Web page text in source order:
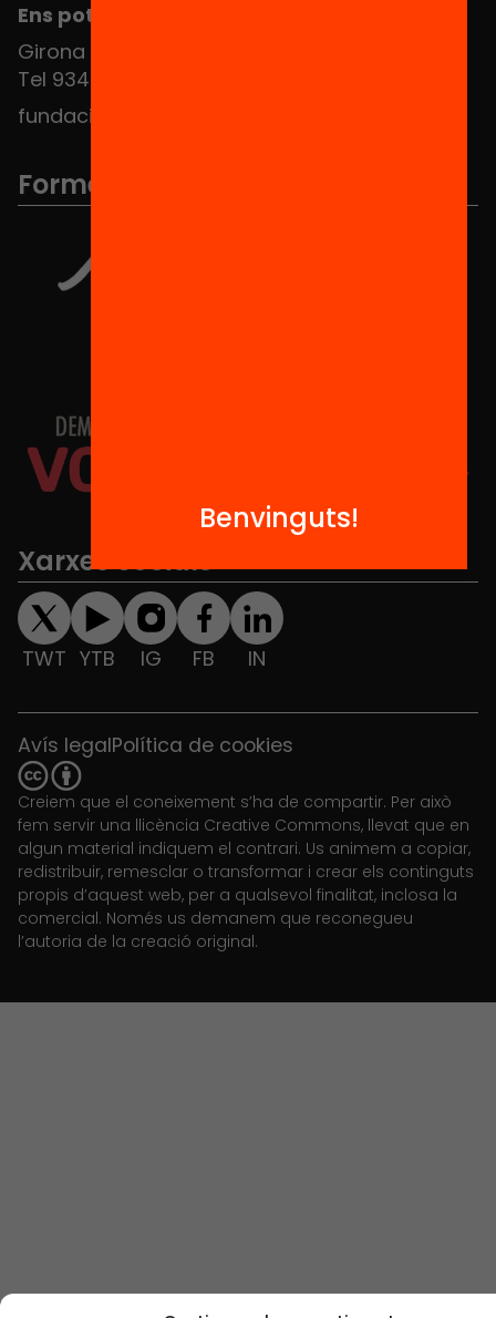
Ens pots trobar al Hub Social
Girona 34, interior 08010 Barcelona
Tel 934 588 700
fundacio@equitat.org
Formem part de...
Xarxes Socials
TWT YTB IG FB IN
Avís legalPolítica de cookies
Creiem que el coneixement s’ha de compartir. Per això
fem servir una llicència Creative Commons, llevat que en
algun material indiquem el contrari. Us animem a copiar,
redistribuir, remesclar o transformar i crear els continguts
propis d’aquest web, per a qualsevol finalitat, inclosa la
comercial. Només us demanem que reconegueu
l’autoria de la creació original.
Benvinguts!